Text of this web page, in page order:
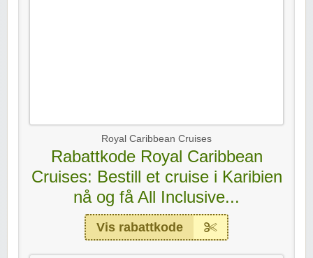
Royal Caribbean Cruises
Rabattkode Royal Caribbean
Cruises: Bestill et cruise i Karibien
nå og få All Inclusive...
Vis rabattkode